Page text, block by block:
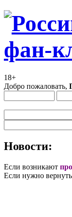
18+
Добро пожаловать,
Новости:
Если возникают
Если нужно